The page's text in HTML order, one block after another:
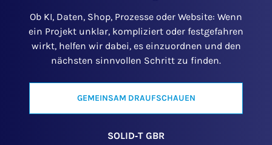
Ob KI, Daten, Shop, Prozesse oder Website: Wenn
ein Projekt unklar, kompliziert oder festgefahren
wirkt, helfen wir dabei, es einzuordnen und den
nächsten sinnvollen Schritt zu finden.
GEMEINSAM DRAUFSCHAUEN
SOLID‑T GBR